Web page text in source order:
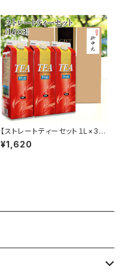
【ストレートティーセット１L×3】
無糖 無香料 無着色 業務用 ディ
ルマ茶葉 スリランカ セイロンテ
¥1,620